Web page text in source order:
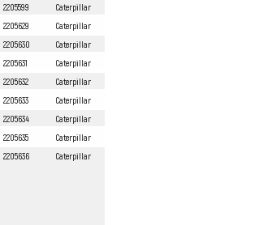
2205599
Caterpillar
2205629
Caterpillar
2205630
Caterpillar
2205631
Caterpillar
2205632
Caterpillar
2205633
Caterpillar
2205634
Caterpillar
2205635
Caterpillar
2205636 Caterpillar